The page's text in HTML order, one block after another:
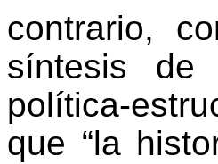
contrario,
síntesis de
política-
que “la